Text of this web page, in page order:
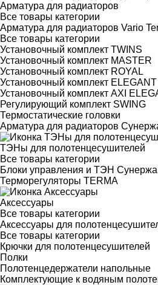
Арматура для радиаторов
Все товары категории
Арматура для радиаторов Vario
Все товары категории
Установочный комплект TWINS
Установочный комплект MASTER
Установочный комплект ROYAL
Установочный комплект ELEGANT
Установочный комплект AXI
Регулирующий комплект SWING
Термостатические головки
Арматура для радиаторов
ТЭНы для полотенцесушителей
Все товары категории
Блоки управления и ТЭН Сунержа
Терморегуляторы TERMA
Аксессуары
Все товары категории
Аксессуары для
Все товары категории
Крючки для полотенцесушителей
Полки
Полотенцедержатели напольные
Комплектующие к водяным